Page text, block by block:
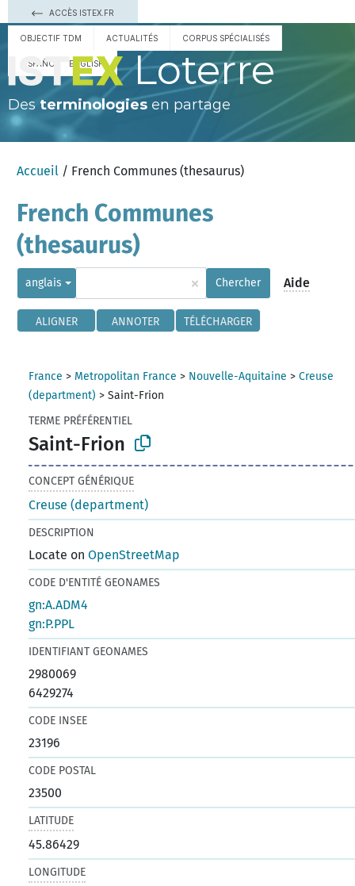
ACCÈS ISTEX.FR
OBJECTIF TDM ACTUALITÉS CORPUS SPÉCIALISÉS
ESPAÑOL ENGLISH Loterre
Des terminologies en partage
Accueil / French Communes (thesaurus)
French Communes
(thesaurus)
anglais × Chercher Aide
ALIGNER ANNOTER TÉLÉCHARGER
France > Metropolitan France > Nouvelle-Aquitaine >Creuse
(department) >Saint-Frion
TERME PRÉFÉRENTIEL
Saint-Frion
CONCEPT GÉNÉRIQUE
Creuse (department)
DESCRIPTION
Locate onOpenStreetMap
CODE D'ENTITÉ GEONAMES
gn:A.ADM4
gn:P.PPL
IDENTIFIANT GEONAMES
2980069
6429274
CODE INSEE
23196
CODE POSTAL
23500
LATITUDE
45.86429
LONGITUDE